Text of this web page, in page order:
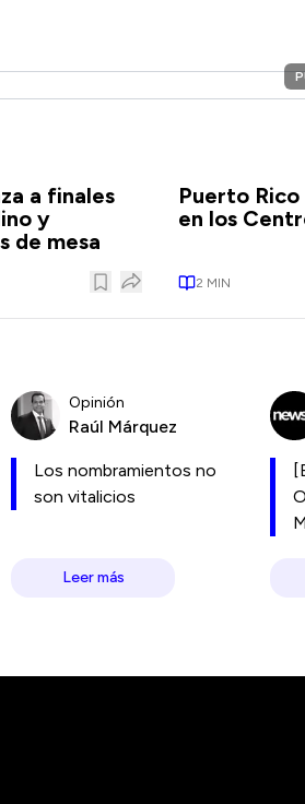
a finales
y
de mesa
Puerto
en los
2 MIN
Opinión
Raúl Márquez
Los nombramientos no
son vitalicios
Leer más